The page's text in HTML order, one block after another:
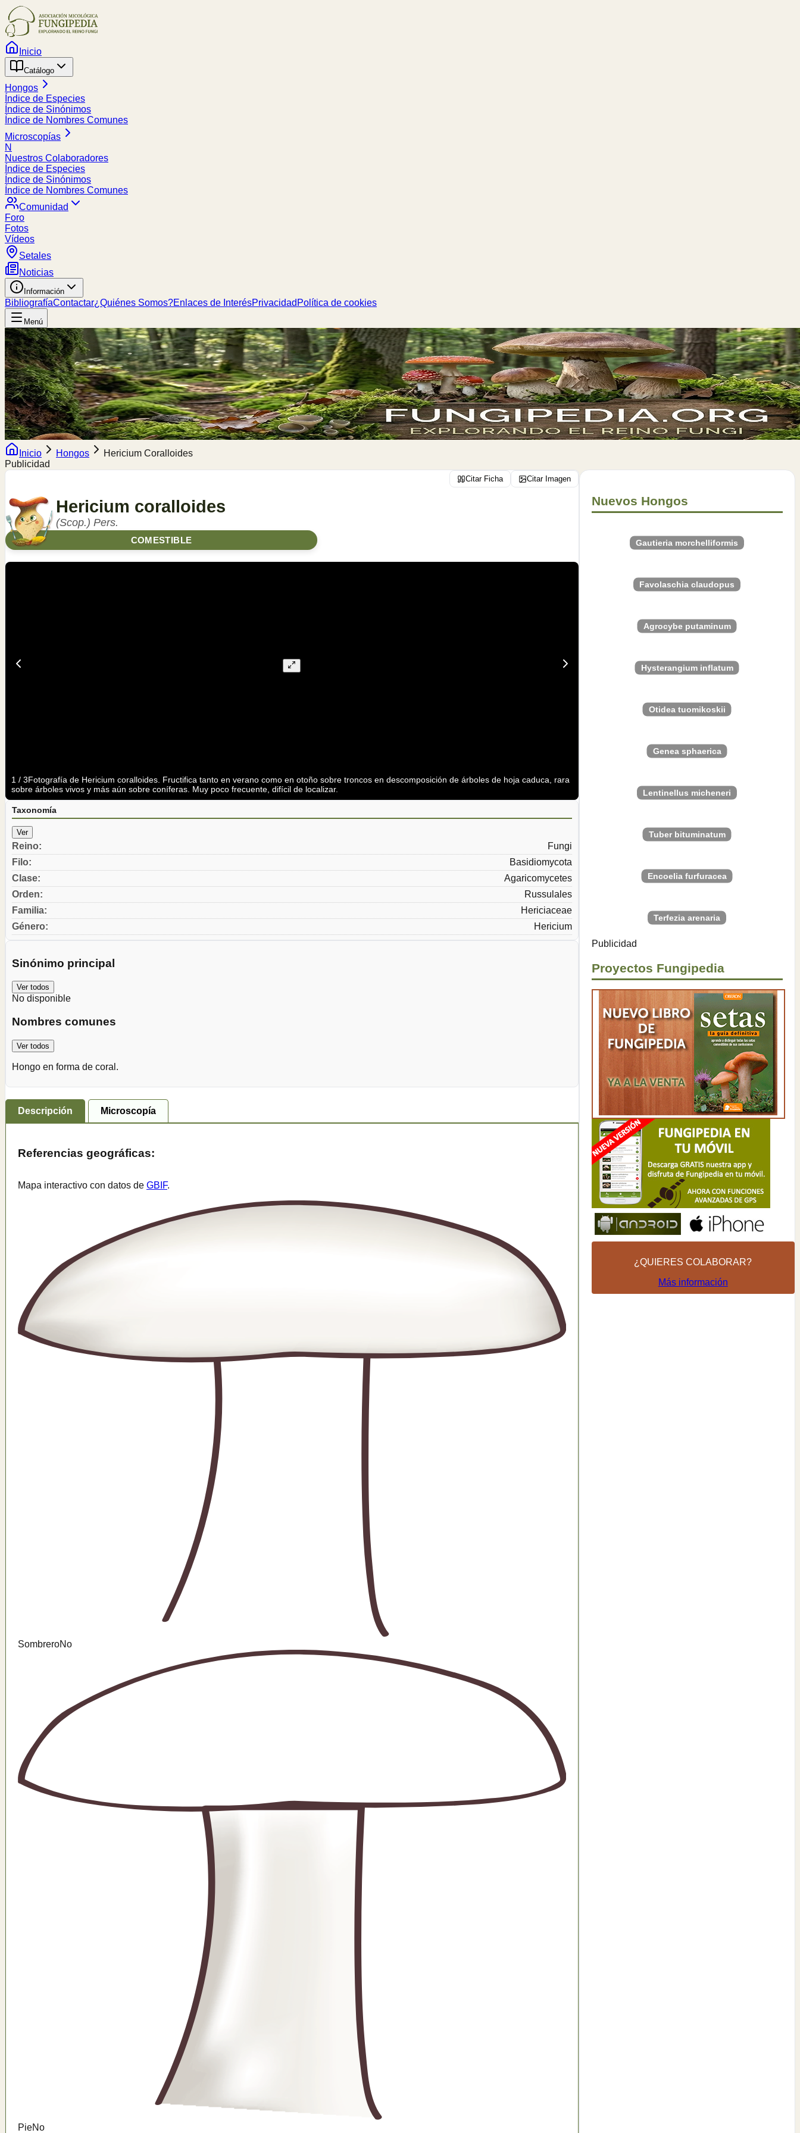
Inicio
Catálogo
Hongos
Índice de Especies
Índice de Sinónimos
Índice de Nombres Comunes
Microscopías
N
Nuestros Colaboradores
Índice de Especies
Índice de Sinónimos
Índice de Nombres Comunes
Comunidad
Foro
Fotos
Vídeos
Setales
Noticias
Información
BibliografíaContactar¿Quiénes Somos?Enlaces de InterésPrivacidad Política de cookies
Menú
Inicio Hongos
Hericium Coralloides
Publicidad
Citar Ficha Citar Imagen
Hericium coralloides
(Scop.) Pers.
COMESTIBLE
1 / 3Fotografía de Hericium coralloides. Fructifica tanto en verano como en otoño sobre troncos en descomposición de árboles de hoja caduca, rara
sobre árboles vivos y más aún sobre coníferas. Muy poco frecuente, difícil de localizar.
Taxonomía
Ver
Reino:
Fungi
Filo:
Basidiomycota
Clase:
Agaricomycetes
Orden:
Russulales
Familia:
Hericiaceae
Género: Hericium
Sinónimo principal
Ver todos
No disponible
Nombres comunes
Ver todos
Hongo en forma de coral.
Descripción Microscopía
Referencias geográficas:
Mapa interactivo con datos de GBIF.
SombreroNo
PieNo
Nuevos Hongos
Gautieria morchelliformis
Favolaschia claudopus
Agrocybe putaminum
Hysterangium inflatum
Otidea tuomikoskii
Genea sphaerica
Lentinellus micheneri
Tuber bituminatum
Encoelia furfuracea
Terfezia arenaria
Publicidad
Proyectos Fungipedia
¿QUIERES COLABORAR?
Más información